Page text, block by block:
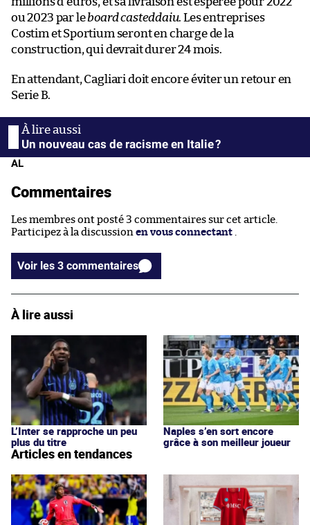
ou 2023 par leboard casteddaiu. Les entreprises
Costim et Sportium seront en charge de la
construction, qui devrait durer 24 mois.
En attendant, Cagliari doit encore éviter un retour en
Serie B.
Un nouveau cas de racisme en Italie ?
AL
Commentaires
Les membres ont posté 3 commentaires sur cet article.
Participez à la discussion en vous connectant
Voir les 3 commentaires
À lire aussi
L’Inter se rapproche un peu
plus du titre
Naples s’en sort encore
grâce à son meilleur joueur
Articles en tendances